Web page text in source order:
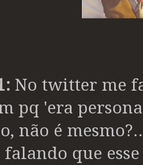
No twitter me
pq 'era
não é
que